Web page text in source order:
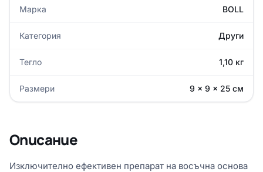
Марка BOLL
Категория Други
Тегло 1,10 кг
Размери 9 × 9 × 25 см
Описание
Изключително ефективен препарат на восъчна основа